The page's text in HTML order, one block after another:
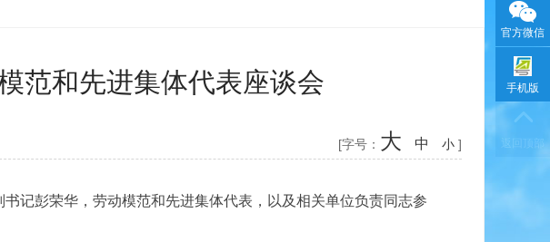
官方微信
手机版
范和先进集体代表座谈会
[字号： 大 中 小 ]
彭荣华，劳动模范和先进集体代表，以及相关单位负责同志参